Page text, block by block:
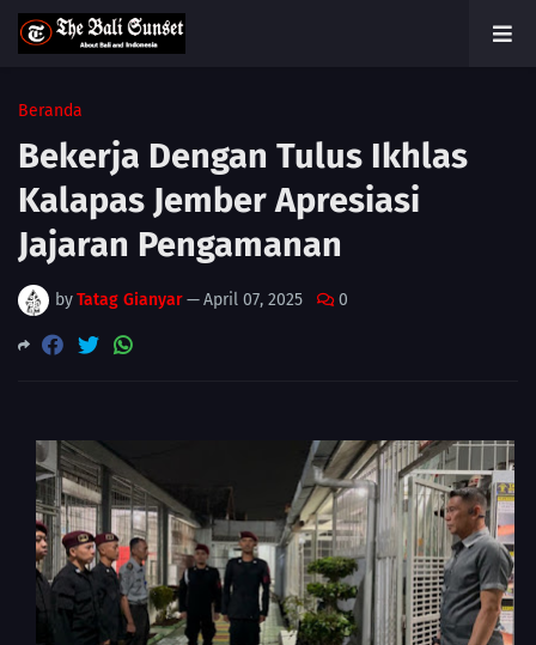
Beranda
Bekerja Dengan Tulus Ikhlas
Kalapas Jember Apresiasi
Jajaran Pengamanan
byTatag Gianyar—April 07, 2025 0